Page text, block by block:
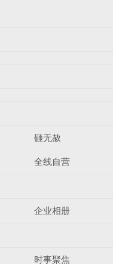
砸无赦
全线自营
企业相册
时事聚焦